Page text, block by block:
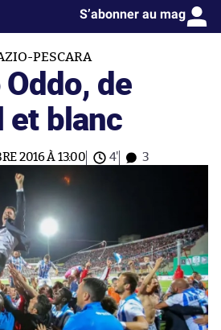
S’abonner au mag
PESCARA
de
blanc
2016 À 13:00 4' 3